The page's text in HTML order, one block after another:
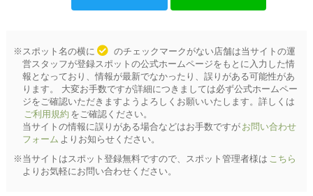
※スポット名の横に
のチェックマークがない店舗は当サイトの運
営スタッフが登録スポットの公式ホームページをもとに入力した情
報となっており、情報が最新でなかったり、誤りがある可能性があ
ります。 大変お手数ですが詳細につきましては必ず公式ホームペー
ジをご確認いただきますようよろしくお願いいたします。詳しくは
ご利用規約 をご確認ください。
当サイトの情報に誤りがある場合などはお手数ですが お問い合わせ
フォーム よりお知らせください。
※当サイトはスポット登録無料ですので、スポット管理者様は こちら
よりお気軽にお問い合わせください。